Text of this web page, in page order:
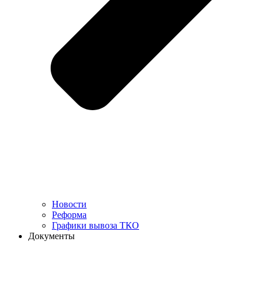
Новости
Реформа
Графики вывоза ТКО
Документы